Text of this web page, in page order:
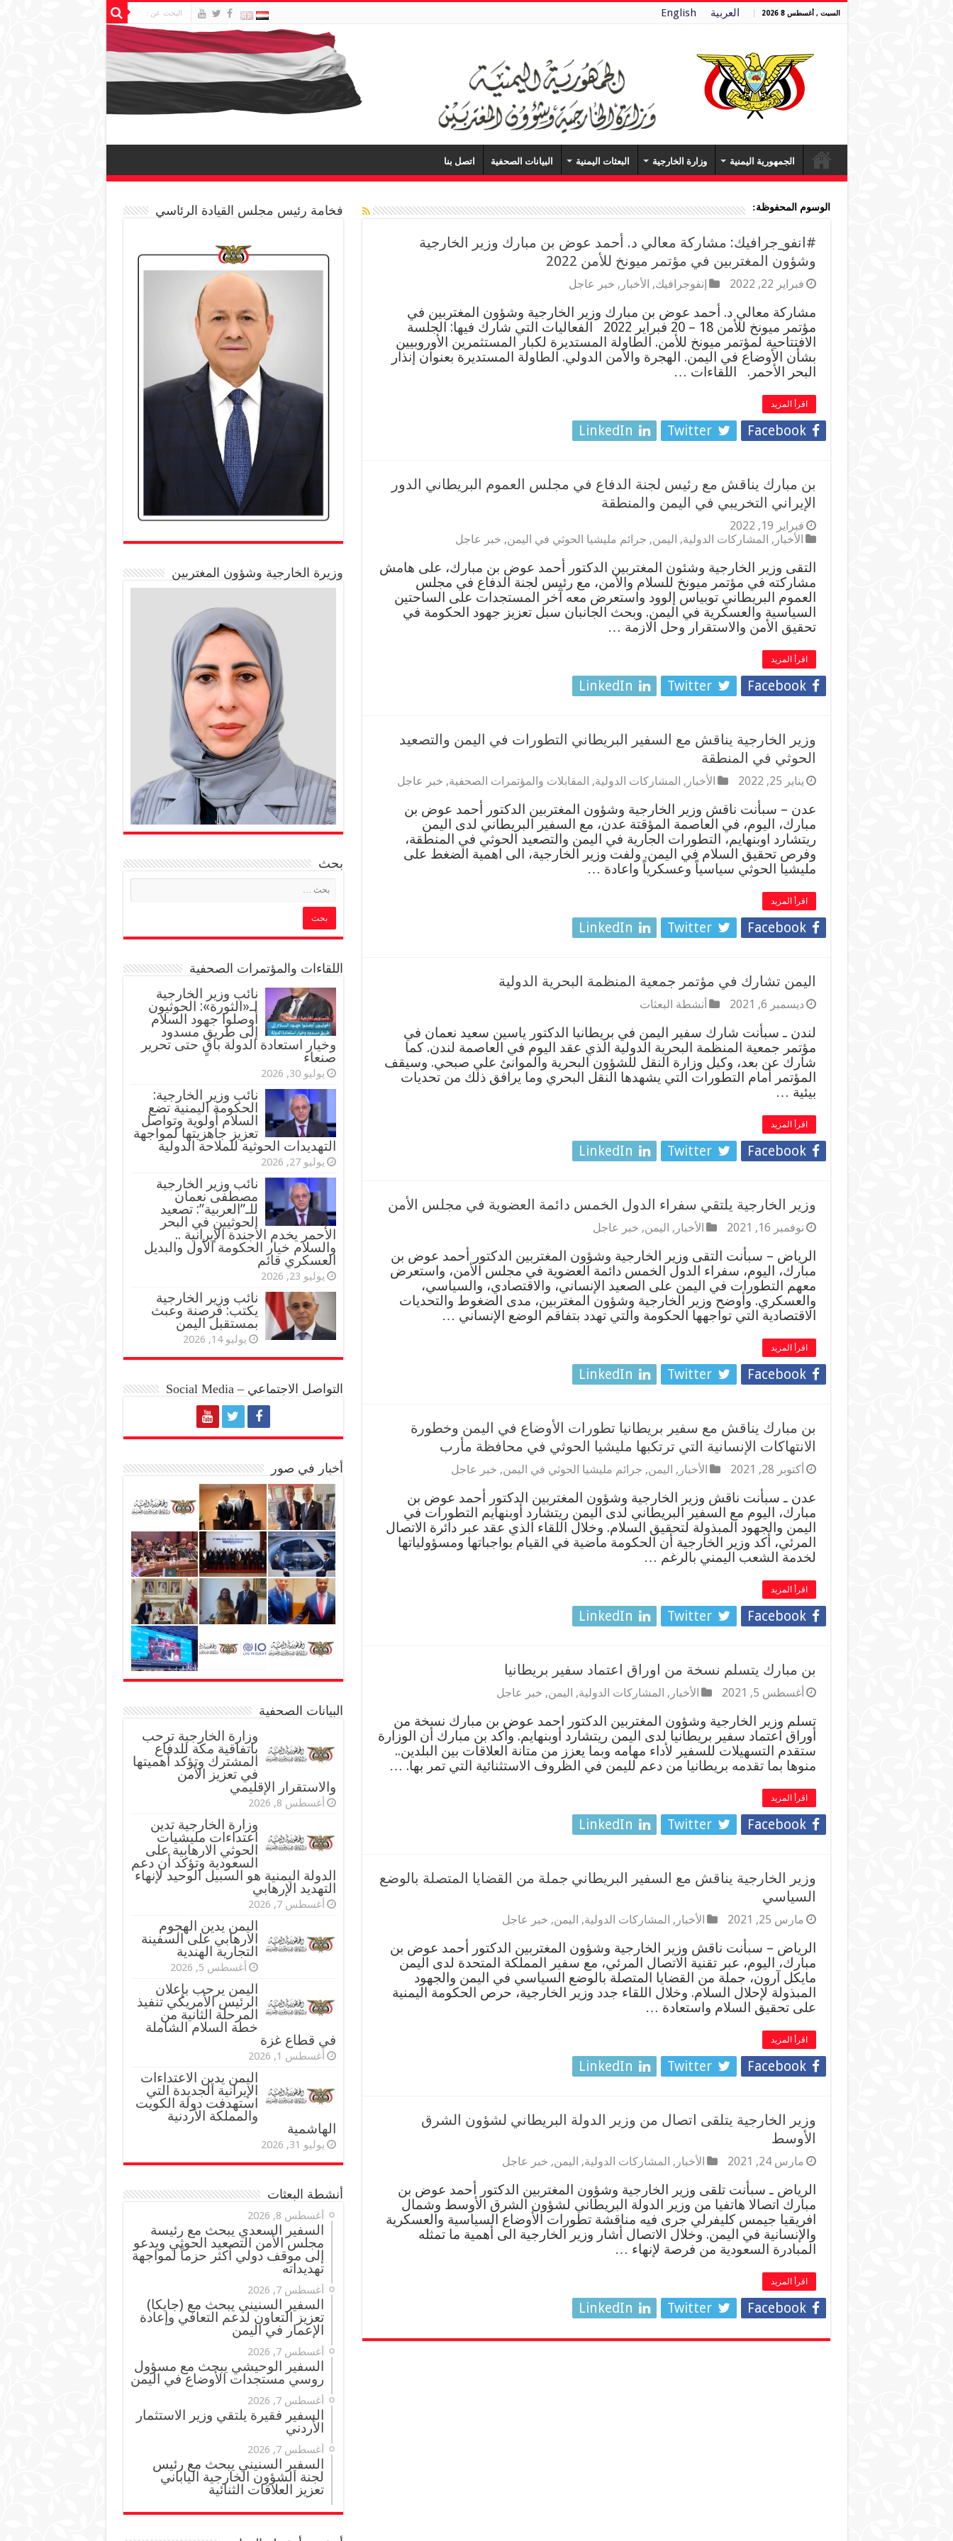
السبت , أغسطس 8 2026 العربية English
الجمهورية اليمنية وزارة الخارجية البعثات اليمنية البيانات الصحفية اتصل بنا
الوسوم المحفوظة:
#انفو_جرافيك: مشاركة معالي د. أحمد عوض بن مبارك وزير الخارجية
وشؤون المغتربين في مؤتمر ميونخ للأمن 2022
فبراير 22, 2022 إنفوجرافيك, الأخبار , خبر عاجل
مشاركة معالي د. أحمد عوض بن مبارك وزير الخارجية وشؤون المغتربين في
مؤتمر ميونخ للأمن 18 – 20 فبراير 2022 الفعاليات التي شارك فيها: الجلسة
الافتتاحية لمؤتمر ميونخ للأمن. الطاولة المستديرة لكبار المستثمرين الأوروبيين
بشأن الأوضاع في اليمن. الهجرة والأمن الدولي. الطاولة المستديرة بعنوان إنذار
البحر الأحمر. اللقاءات …
اقرأ المزيد
Facebook
Twitter
LinkedIn
بن مبارك يناقش مع رئيس لجنة الدفاع في مجلس العموم البريطاني الدور
الإيراني التخريبي في اليمن والمنطقة
فبراير 19, 2022
الأخبار , المشاركات الدولية, اليمن, جرائم مليشيا الحوثي في اليمن, خبر عاجل
التقى وزير الخارجية وشئون المغتربين الدكتور أحمد عوض بن مبارك، على هامش
مشاركته في مؤتمر ميونخ للسلام والأمن، مع رئيس لجنة الدفاع في مجلس
العموم البريطاني توبياس إلوود واستعرض معه آخر المستجدات على الساحتين
السياسية والعسكرية في اليمن. وبحث الجانبان سبل تعزيز جهود الحكومة في
تحقيق الأمن والاستقرار وحل الازمة …
اقرأ المزيد
Facebook
Twitter
LinkedIn
وزير الخارجية يناقش مع السفير البريطاني التطورات في اليمن والتصعيد
الحوثي في المنطقة
يناير 25, 2022 الأخبار , المشاركات الدولية, المقابلات والمؤتمرات الصحفية, خبر عاجل
عدن – سبأنت ناقش وزير الخارجية وشؤون المغتربين الدكتور أحمد عوض بن
مبارك، اليوم، في العاصمة المؤقتة عدن، مع السفير البريطاني لدى اليمن
ريتشارد اوبنهايم، التطورات الجارية في اليمن والتصعيد الحوثي في المنطقة،
وفرص تحقيق السلام في اليمن. ولفت وزير الخارجية، الى اهمية الضغط على
مليشيا الحوثي سياسياً وعسكرياً واعادة …
اقرأ المزيد
Facebook
Twitter
LinkedIn
اليمن تشارك في مؤتمر جمعية المنظمة البحرية الدولية
ديسمبر 6, 2021 أنشطة البعثات
لندن ـ سبأنت شارك سفير اليمن في بريطانيا الدكتور ياسين سعيد نعمان في
مؤتمر جمعية المنظمة البحرية الدولية الذي عقد اليوم في العاصمة لندن. كما
شارك عن بعد، وكيل وزارة النقل للشؤون البحرية والموانئ علي صبحي. وسيقف
المؤتمر أمام التطورات التي يشهدها النقل البحري وما يرافق ذلك من تحديات
بيئية …
اقرأ المزيد
Facebook
Twitter
LinkedIn
وزير الخارجية يلتقي سفراء الدول الخمس دائمة العضوية في مجلس الأمن
نوفمبر 16, 2021 الأخبار , اليمن, خبر عاجل
الرياض – سبأنت التقى وزير الخارجية وشؤون المغتربين الدكتور أحمد عوض بن
مبارك، اليوم، سفراء الدول الخمس دائمة العضوية في مجلس الأمن، واستعرض
معهم التطورات في اليمن على الصعيد الإنساني، والاقتصادي، والسياسي،
والعسكري. وأوضح وزير الخارجية وشؤون المغتربين، مدى الضغوط والتحديات
الاقتصادية التي تواجهها الحكومة والتي تهدد بتفاقم الوضع الإنساني …
اقرأ المزيد
Facebook
Twitter
LinkedIn
بن مبارك يناقش مع سفير بريطانيا تطورات الأوضاع في اليمن وخطورة
الانتهاكات الإنسانية التي ترتكبها مليشيا الحوثي في محافظة مأرب
أكتوبر 28, 2021 الأخبار , اليمن, جرائم مليشيا الحوثي في اليمن, خبر عاجل
عدن ـ سبأنت ناقش وزير الخارجية وشؤون المغتربين الدكتور أحمد عوض بن
مبارك، اليوم مع السفير البريطاني لدى اليمن ريتشارد أوبنهايم التطورات في
اليمن والجهود المبذولة لتحقيق السلام. وخلال اللقاء الذي عقد عبر دائرة الاتصال
المرئي، أكد وزير الخارجية أن الحكومة ماضية في القيام بواجباتها ومسؤولياتها
لخدمة الشعب اليمني بالرغم …
اقرأ المزيد
Facebook
Twitter
LinkedIn
بن مبارك يتسلم نسخة من اوراق اعتماد سفير بريطانيا
أغسطس 5, 2021 الأخبار , المشاركات الدولية, اليمن, خبر عاجل
تسلم وزير الخارجية وشؤون المغتربين الدكتور احمد عوض بن مبارك نسخة من
أوراق اعتماد سفير بريطانيا لدى اليمن ريتشارد أوبنهايم. وأكد بن مبارك أن الوزارة
ستقدم التسهيلات للسفير لأداء مهامه وبما يعزز من متانة العلاقات بين البلدين..
منوها بما تقدمه بريطانيا من دعم لليمن في الظروف الاستثنائية التي تمر بها. …
اقرأ المزيد
Facebook
Twitter
LinkedIn
وزير الخارجية يناقش مع السفير البريطاني جملة من القضايا المتصلة بالوضع
السياسي
مارس 25, 2021 الأخبار , المشاركات الدولية, اليمن, خبر عاجل
الرياض – سبأنت ناقش وزير الخارجية وشؤون المغتربين الدكتور أحمد عوض بن
مبارك، اليوم، عبر تقنية الاتصال المرئي، مع سفير المملكة المتحدة لدى اليمن
مايكل آرون، جملة من القضايا المتصلة بالوضع السياسي في اليمن والجهود
المبذولة لإحلال السلام. وخلال اللقاء جدد وزير الخارجية، حرص الحكومة اليمنية
على تحقيق السلام واستعادة …
اقرأ المزيد
Facebook
Twitter
LinkedIn
وزير الخارجية يتلقى اتصال من وزير الدولة البريطاني لشؤون الشرق
الأوسط
مارس 24, 2021 الأخبار , المشاركات الدولية, اليمن, خبر عاجل
الرياض ـ سبأنت تلقى وزير الخارجية وشؤون المغتربين الدكتور أحمد عوض بن
مبارك اتصالا هاتفيا من وزير الدولة البريطاني لشؤون الشرق الأوسط وشمال
افريقيا جيمس كليفرلي جرى فيه مناقشة تطورات الأوضاع السياسية والعسكرية
والإنسانية في اليمن. وخلال الاتصال أشار وزير الخارجية الى أهمية ما تمثله
المبادرة السعودية من فرصة لإنهاء …
اقرأ المزيد
Facebook
Twitter
LinkedIn
فخامة رئيس مجلس القيادة الرئاسي
وزيرة الخارجية وشؤون المغتربين
بحث
اللقاءات والمؤتمرات الصحفية
‏نائب وزير الخارجية
لـ«الثورة»: الحوثيون
أوصلوا جهود السلام
إلى طريق مسدود
وخيار استعادة الدولة باقٍ حتى تحرير
صنعاء
يوليو 30, 2026
نائب وزير الخارجية:
الحكومة اليمنية تضع
السلام أولوية وتواصل
تعزيز جاهزيتها لمواجهة
التهديدات الحوثية للملاحة الدولية
يوليو 27, 2026
نائب وزير الخارجية
مصطفى نعمان
للـ”العربية”: تصعيد
الحوثيين في البحر
الأحمر يخدم الأجندة الإيرانية ..
والسلام خيار الحكومة الأول والبديل
العسكري قائم
يوليو 23, 2026
نائب وزير الخارجية
يكتب: قرصنة وعبث
بمستقبل اليمن
يوليو 14, 2026
التواصل الاجتماعي – Social Media
أخبار في صور
البيانات الصحفية
وزارة الخارجية ترحب
باتفاقية مكة للدفاع
المشترك وتؤكد أهميتها
في تعزيز الأمن
والاستقرار الإقليمي
أغسطس 8, 2026
وزارة الخارجية تدين
اعتداءات مليشيات
الحوثي الارهابية على
السعودية وتؤكد أن دعم
الدولة اليمنية هو السبيل الوحيد لإنهاء
التهديد الإرهابي
أغسطس 7, 2026
اليمن يدين الهجوم
الارهابي على السفينة
التجارية الهندية
أغسطس 5, 2026
اليمن يرحب بإعلان
الرئيس الأمريكي تنفيذ
المرحلة الثانية من
خطة السلام الشاملة
في قطاع غزة
أغسطس 1, 2026
اليمن يدين الاعتداءات
الإيرانية الجديدة التي
استهدفت دولة الكويت
والمملكة الأردنية
الهاشمية
يوليو 31, 2026
أنشطة البعثات
أغسطس 8, 2026
السفير السعدي يبحث مع رئيسة
مجلس الأمن التصعيد الحوثي ويدعو
إلى موقف دولي أكثر حزماً لمواجهة
تهديداته
أغسطس 7, 2026
السفير السنيني يبحث مع (جايكا)
تعزيز التعاون لدعم التعافي وإعادة
الإعمار في اليمن
أغسطس 7, 2026
السفير الوحيشي يبحث مع مسؤول
روسي مستجدات الأوضاع في اليمن
أغسطس 7, 2026
السفير فقيرة يلتقي وزير الاستثمار
الأردني
أغسطس 7, 2026
السفير السنيني يبحث مع رئيس
لجنة الشؤون الخارجية الياباني
تعزيز العلاقات الثنائية